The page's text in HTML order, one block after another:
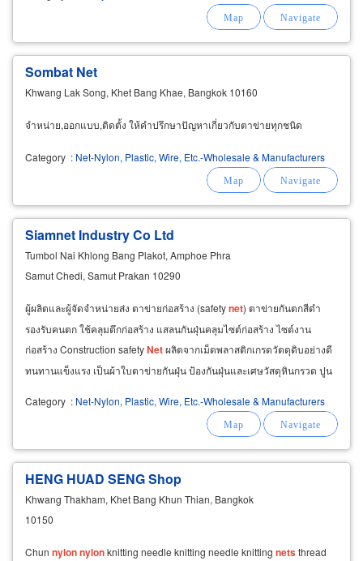
Sombat Net
Khwang Lak Song, Khet Bang Khae, Bangkok 10160
จำหน่าย,ออกแบบ,ติดตั้ง ให้คำปรึกษาปัญหาเกี่ยวกับตาข่ายทุกชนิด
Category : Net-Nylon, Plastic, Wire, Etc.-Wholesale & Manufacturers
Siamnet Industry Co Ltd
Tumbol Nai Khlong Bang Plakot, Amphoe Phra
Samut Chedi, Samut Prakan 10290
ผู้ผลิตและผู้จัดจำหน่ายส่ง ตาข่ายก่อสร้าง (safetynet) ตาข่ายกันตกสีดำ
รองรับคนตก ใช้คลุมตึกก่อสร้าง แสลนกันฝุ่นคลุมไซต์ก่อสร้าง ไซต์งาน
ก่อสร้าง Construction safetyNetผลิตจากเม็ดพลาสติกเกรดวัตดุดิบอย่างดี
ทนทานแข็งแรง เป็นผ้าใบตาข่ายกันฝุ่น ป้องกันฝุ่นและเศษวัสดุหินกรวด ปูน
Category : Net-Nylon, Plastic, Wire, Etc.-Wholesale & Manufacturers
HENG HUAD SENG Shop
Khwang Thakham, Khet Bang Khun Thian, Bangkok
10150
Chun nylonnylonknitting needle knitting needle knitting netsthread